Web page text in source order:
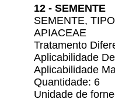
12 - SEMENTE
SEMENTE,
APIACEAE
Tratamento
Aplicabilidade
Aplicabilidade
Quantidade: 6
Unidade de